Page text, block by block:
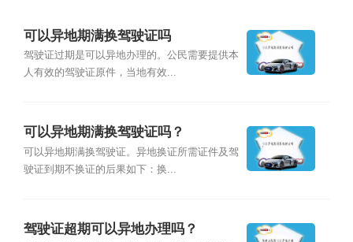
可以异地期满换驾驶证吗
驾驶证过期是可以异地办理的。公民需要提供本
人有效的驾驶证原件，当地有效...
可以异地期满换驾驶证吗？
可以异地期满换驾驶证。异地换证所需证件及驾
驶证到期不换证的后果如下：换...
驾驶证超期可以异地办理吗？